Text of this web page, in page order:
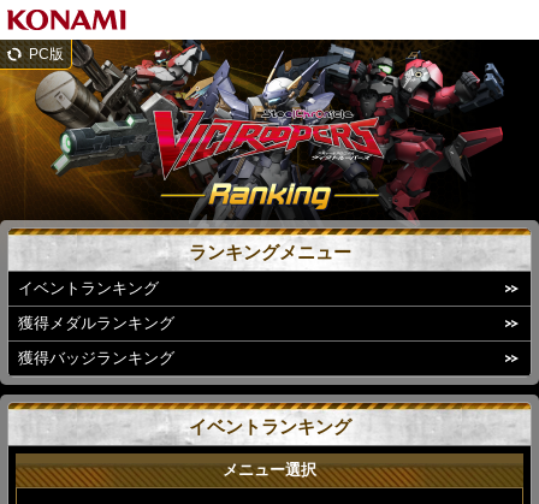
PC版
ランキングメニュー
イベントランキング
獲得メダルランキング
獲得バッジランキング
イベントランキング
メニュー選択